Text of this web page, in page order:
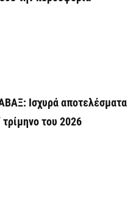
Ισχυρά αποτελέσματα
τρίμηνο του 2026